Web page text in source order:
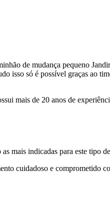
de mudança pequeno
isso só é possível graças ao
mais de 20 anos de
mais indicadas para este tipo
cuidadoso e comprometido